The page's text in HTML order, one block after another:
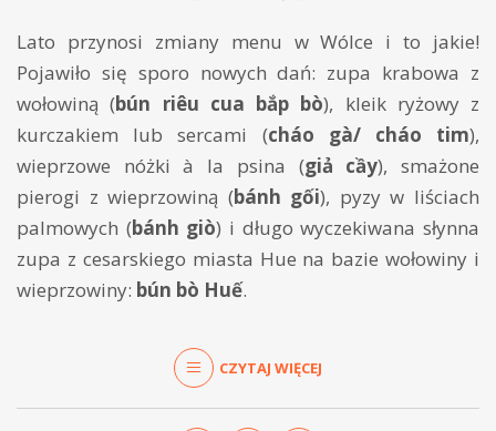
Lato przynosi zmiany menu w Wólce i to jakie!
Pojawiło się sporo nowych dań: zupa krabowa z
wołowiną (bún riêu cua bắp bò), kleik ryżowy z
kurczakiem lub sercami (cháo gà/ cháo tim),
wieprzowe nóżki à la psina (giả cầy), smażone
pierogi z wieprzowiną (bánh gối), pyzy w liściach
palmowych (bánh giò) i długo wyczekiwana słynna
zupa z cesarskiego miasta Hue na bazie wołowiny i
wieprzowiny: bún bò Huế.
CZYTAJ WIĘCEJ